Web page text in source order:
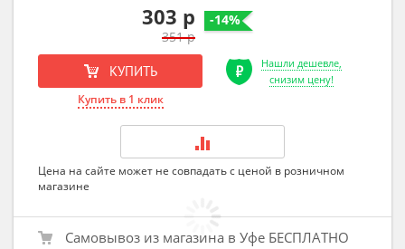
303 р
351 р
КУПИТЬ
Купить в 1 клик
Нашли дешевле,
снизим цену!
-14%
Цена на сайте может не совпадать с ценой в розничном
магазине
Самовывоз из магазина в Уфе БЕСПЛАТНО